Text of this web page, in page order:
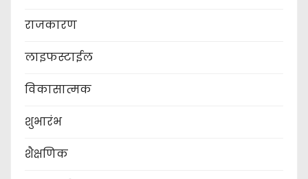
राजकारण
लाइफस्टाईल
विकासात्मक
शुभारंभ
शैक्षणिक